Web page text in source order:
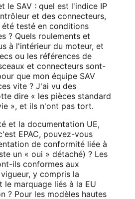
le SAV : quel est l'indice IP
et des connecteurs,
testé en conditions
? Quels roulements et
à l'intérieur du moteur, et
ou les références de
et connecteurs sont-
que mon équipe SAV
vite ? J'ai vu des
dire « les pièces standard
», et ils n'ont pas tort.
et la documentation UE,
EPAC, pouvez-vous
de conformité liée à
un « oui » détaché) ? Les
ils conformes aux
y compris la
le marquage liés à la EU
? Pour les modèles hautes